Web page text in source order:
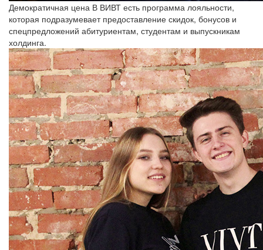
Демократичная цена В ВИВТ есть программа лояльности,
которая подразумевает предоставление скидок, бонусов и
спецпредложений абитуриентам, студентам и выпускникам
холдинга.